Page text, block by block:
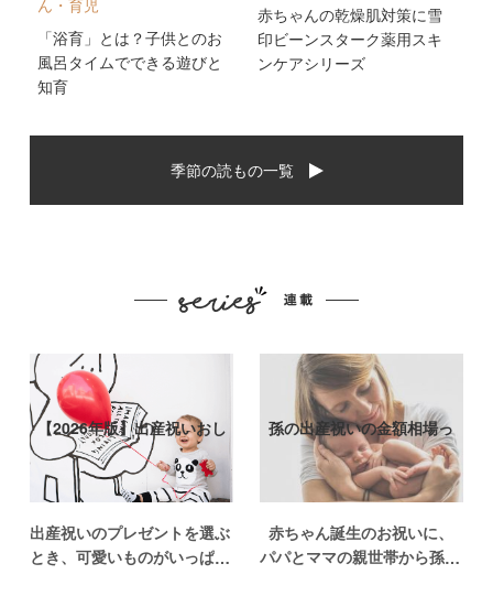
「浴育」とは？子供とのお
風呂タイムでできる遊びと
知育
赤ちゃんの乾燥肌対策に雪
印ビーンスターク薬用スキ
ンケアシリーズ
季節の読もの一覧
【2026年版】出産祝いおし
ゃれなプ…
出産祝いのプレゼントを選ぶ
とき、可愛いものがいっぱい
孫の出産祝いの金額相場っ
て？出産祝い…
赤ちゃん誕生のお祝いに、
パパとママの親世帯から孫誕